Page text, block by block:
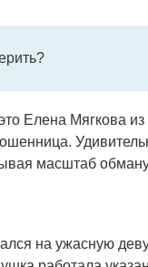
Елена Мягкова
масштаб
на ужасную